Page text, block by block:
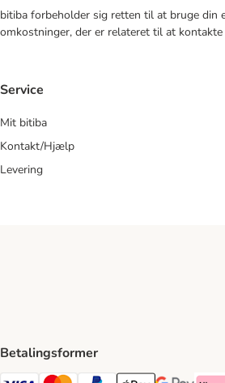
bitiba forbeholder sig retten til at bruge din
omkostninger, der er relateret til at
Service
Mit bitiba
Kontakt/Hjælp
Levering
Betalingsformer